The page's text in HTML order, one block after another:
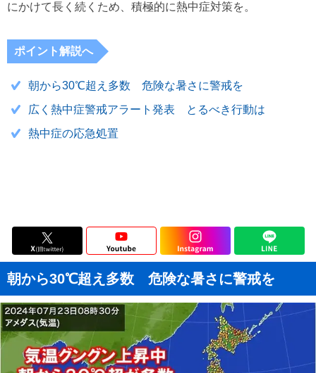
にかけて長く続くため、積極的に熱中症対策を。
ポイント解説へ
朝から30℃超え多数 危険な暑さに警戒を
広く熱中症警戒アラート発表 とるべき行動は
熱中症の応急処置
朝から30℃超え多数 危険な暑さに警戒を